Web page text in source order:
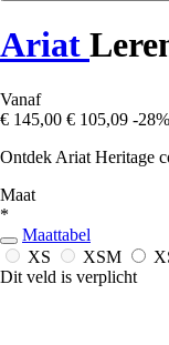
Ariat
Vanaf
€ 145,00 € 105,09 -28%
Ontdek Ariat Heritage
Maat
*
Maattabel
XS
XSM
Dit veld is verplicht